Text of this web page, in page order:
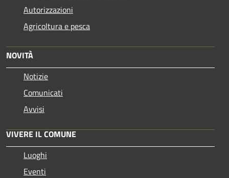
Autorizzazioni
Agricoltura e pesca
NOVITÀ
Notizie
Comunicati
Avvisi
VIVERE IL COMUNE
Luoghi
Eventi